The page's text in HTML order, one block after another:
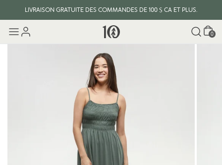
LIVRAISON GRATUITE DES COMMANDES DE 100 $ CA ET PLUS.
Panier
0